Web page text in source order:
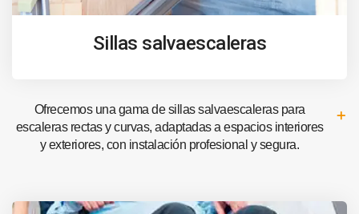
Sillas salvaescaleras
Ofrecemos una gama de sillas salvaescaleras para
escaleras rectas y curvas, adaptadas a espacios interiores
y exteriores, con instalación profesional y segura.